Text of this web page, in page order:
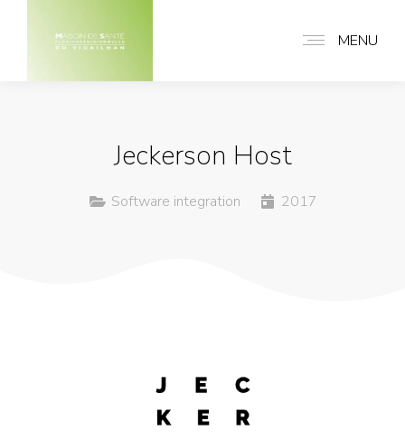
MENU
Jeckerson Host
Software integration 2017